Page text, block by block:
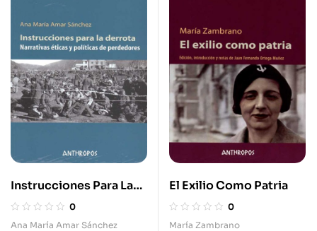
Instrucciones Para La
Derrota. Narrativas
Éticas Y Políticas De
0
Ana María Amar Sánchez
El Exilio Como Patria
0
María Zambrano